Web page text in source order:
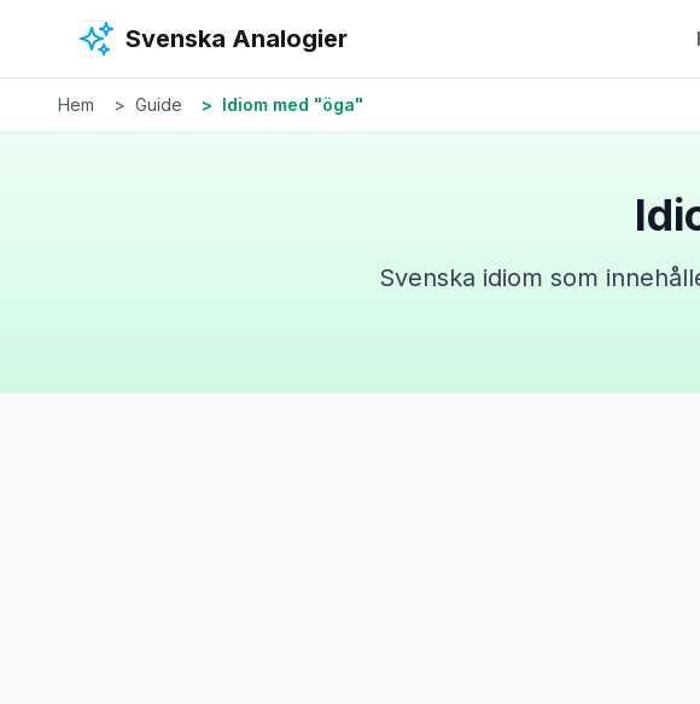
Svenska Analogier
Hem Guide Idiom med "öga"
Svenska idiom som